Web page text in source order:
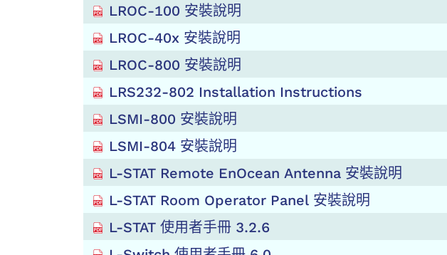
LROC-100 安裝說明
LROC-40x 安裝說明
LROC-800 安裝說明
LRS232-802 Installation Instructions
LSMI-800 安裝說明
LSMI-804 安裝說明
L-STAT Remote EnOcean Antenna 安裝說明
L-STAT Room Operator Panel 安裝說明
L-STAT 使用者手冊 3.2.6